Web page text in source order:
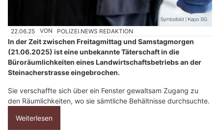
22.06.25 VON POLIZEI.NEWS REDAKTION
In der Zeit zwischen Freitagmittag und Samstagmorgen
(21.06.2025) ist eine unbekannte Täterschaft in die
Büroräumlichkeiten eines Landwirtschaftsbetriebs an der
Steinacherstrasse eingebrochen.
Sie verschaffte sich über ein Fenster gewaltsam Zugang zu
den Räumlichkeiten, wo sie sämtliche Behältnisse durchsuchte.
Weiterlesen